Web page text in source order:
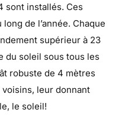
sont installés. Ces
de l’année. Chaque
supérieur à 23
du soleil sous tous les
robuste de 4 mètres
leur donnant
le soleil!